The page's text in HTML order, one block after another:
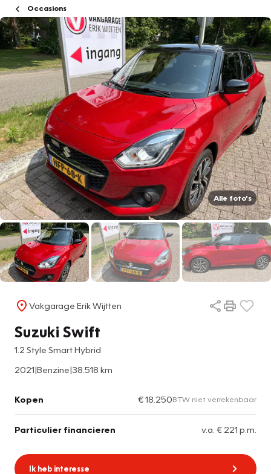
Occasions
Alle foto's
Vakgarage Erik Wijtten
Suzuki Swift
1.2 Style Smart Hybrid
2021|Benzine|38.518 km
Kopen € 18.250BTW niet verrekenbaar
Particulier financieren v.a. € 221 p.m.
Ik heb interesse